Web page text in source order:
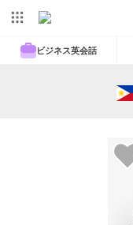
ビジネス英会話